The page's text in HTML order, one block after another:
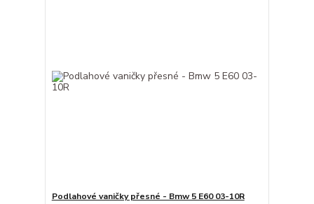
Podlahové vaničky přesné - Bmw 5 E60 03-10R